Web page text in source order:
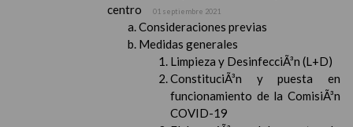
centro
01 septiembre 2021
Consideraciones previas
Medidas generales
Limpieza y DesinfecciÃ³n (L+D)
ConstituciÃ³n y puesta en
funcionamiento de la ComisiÃ³n
COVID-19